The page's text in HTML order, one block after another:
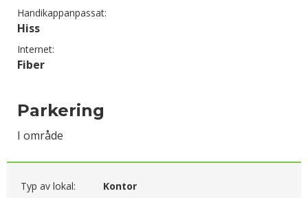
Handikappanpassat:
Hiss
Internet:
Fiber
Parkering
I område
Typ av lokal:
Kontor